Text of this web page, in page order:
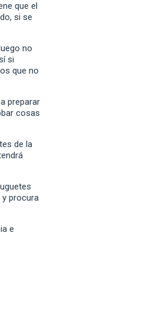
que el
si se
no
si
que no
preparar
cosas
de la
procura
e